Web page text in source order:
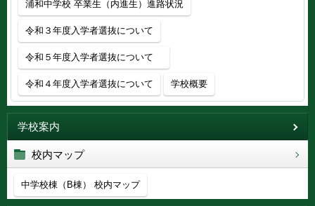
浦和中学校 卒業生（内進生）進路状況
令和３年度入学者選抜について
令和５年度入学者選抜について
令和４年度入学者選抜について 学校概要
学校案内
校内マップ
中学校棟（B棟） 校内マップ